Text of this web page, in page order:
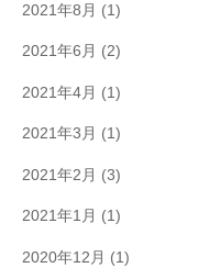
2021年8月 (1)
2021年6月 (2)
2021年4月 (1)
2021年3月 (1)
2021年2月 (3)
2021年1月 (1)
2020年12月 (1)